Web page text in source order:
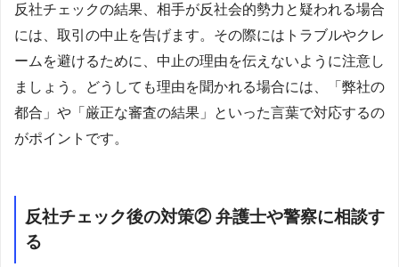
反社チェックの結果、相手が反社会的勢力と疑われる場合
には、取引の中止を告げます。その際にはトラブルやクレ
ームを避けるために、中止の理由を伝えないように注意し
ましょう。どうしても理由を聞かれる場合には、「弊社の
都合」や「厳正な審査の結果」といった言葉で対応するの
がポイントです。
反社チェック後の対策② 弁護士や警察に相談す
る